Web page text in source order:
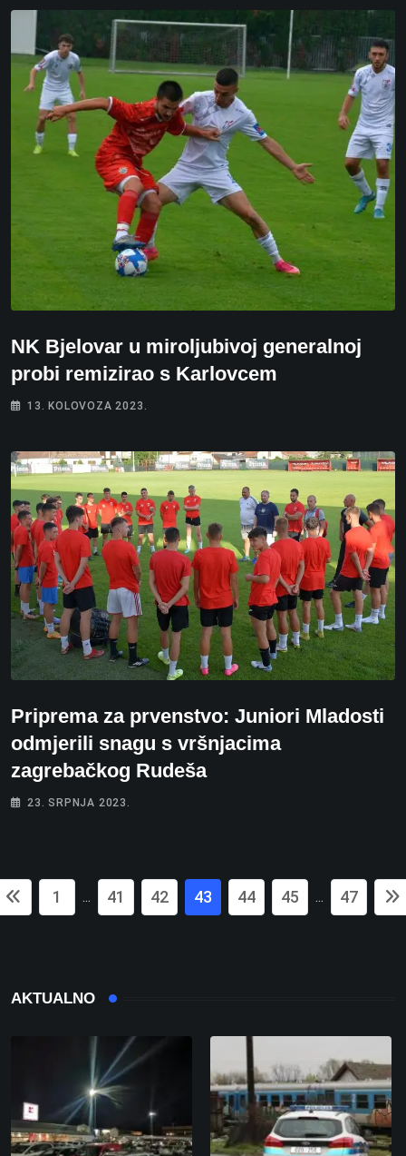
NK Bjelovar u miroljubivoj generalnoj
probi remizirao s Karlovcem
13. KOLOVOZA 2023.
Priprema za prvenstvo: Juniori Mladosti
odmjerili snagu s vršnjacima
zagrebačkog Rudeša
23. SRPNJA 2023.
1 ... 41 42 43 44 45 ... 47
AKTUALNO